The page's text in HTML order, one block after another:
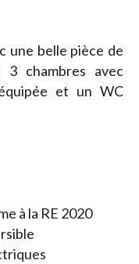
une belle pièce de
3 chambres avec
et un WC
à la RE 2020